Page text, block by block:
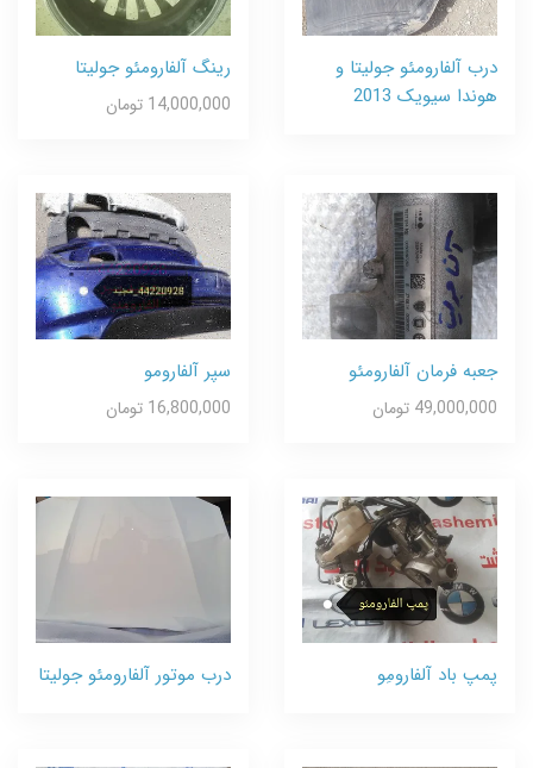
درب آلفارومئو جولیتا و
هوندا سیویک 2013
رینگ آلفارومئو جولیتا
14,000,000 تومان
جعبه فرمان آلفارومئو
49,000,000 تومان
سپر آلفارومو
16,800,000 تومان
پمپ باد آلفارومِو درب موتور آلفارومئو جولیتا